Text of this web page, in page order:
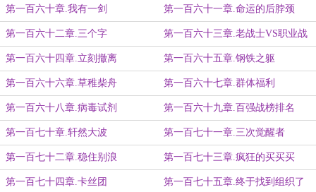
第一百六十章.我有一剑 第一百六十一章.命运的后脖颈
第一百六十二章.三个字 第一百六十三章.老战士VS职业战
士
第一百六十四章.立刻撤离 第一百六十五章.钢铁之躯
第一百六十六章.草稚柴舟 第一百六十七章.群体福利
第一百六十八章.病毒试剂 第一百六十九章.百强战榜排名
第一百七十章.轩然大波 第一百七十一章.三次觉醒者
第一百七十二章.稳住别浪 第一百七十三章.疯狂的买买买
第一百七十四章.卡丝团 第一百七十五章.终于找到组织了